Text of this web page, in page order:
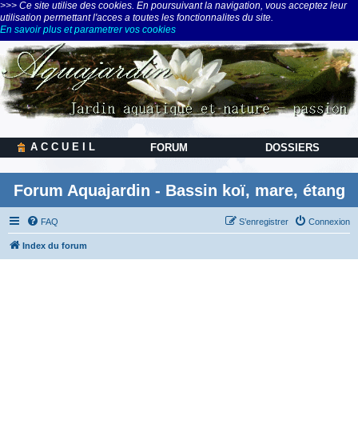
>>> Ce site utilise des cookies. En poursuivant la navigation, vous acceptez leur
utilisation permettant l'acces a toutes les fonctionnalites du site.
En savoir plus et parametrer vos cookies
A C C U E I L FORUM DOSSIERS
Forum Aquajardin - Bassin koï, mare, étang
FAQ Connexion
S’enregistrer
Index du forum